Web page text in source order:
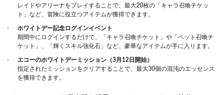
レイドやアリーナをプレイすることで、最大20枚の「キャラ召喚チケッ
ト」など、冒険に役立つアイテムが獲得できます。
ホワイトデー記念ログインイベント
期間中にログインするだけで、「キャラ召喚チケット」や「ペット召喚チ
ケット」、「輝くスキル強化石」など、豪華なアイテムが手に入ります。
エコーのホワイトデーミッション（3月12日開始）
指定されたミッションをクリアすることで、最大30個の混沌のエッセンス
を獲得できます。